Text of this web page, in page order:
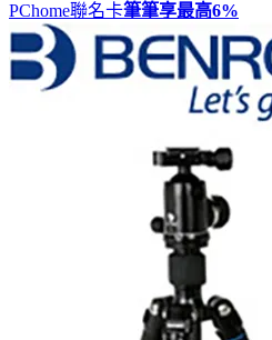
PChome聯名卡筆筆享最高6%